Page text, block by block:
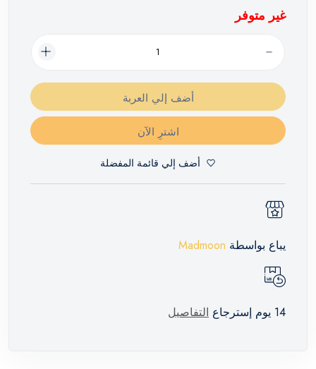
غير متوفر
أضف إلي العربة
اشترِ الآن
أضف إلي قائمة المفضلة
يباع بواسطة Madmoon
14 يوم إسترجاع التفاصيل